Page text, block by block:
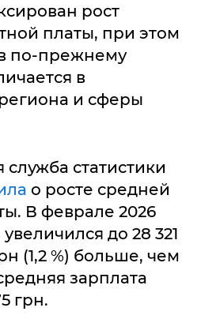
рост
платы, при этом
по-прежнему
в
и сферы
служба статистики
о росте средней
В феврале 2026
до 28 321
(1,2 %) больше, чем
зарплата
грн.